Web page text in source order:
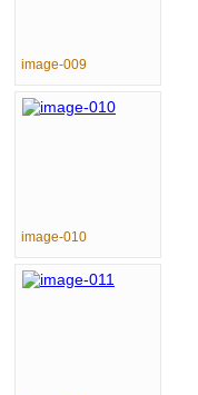
image-009
image-010